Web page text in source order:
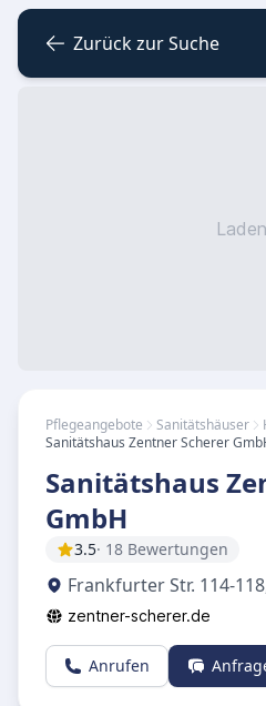
Zurück zur Suche
Pflegeangebote Sanitätshäuser
Sanitätshaus Zentner Scherer
Sanitätshaus
GmbH
3.5· 18 Bewertungen
Frankfurter Str. 114-
zentner-scherer.de
Anrufen